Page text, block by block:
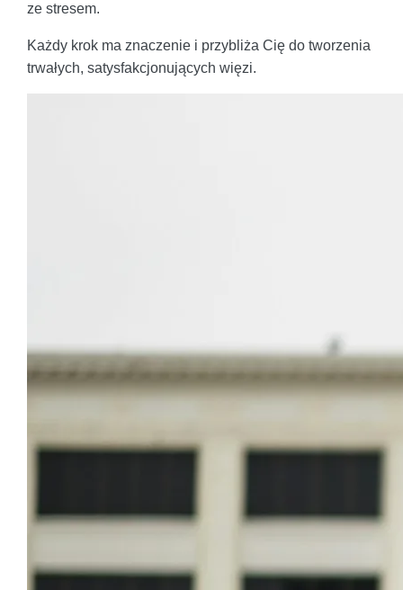
ze stresem.
Każdy krok ma znaczenie i przybliża Cię do tworzenia
trwałych, satysfakcjonujących więzi.